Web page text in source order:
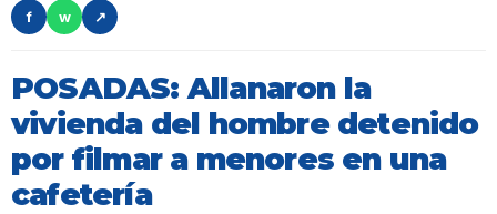
f
w ↗
POSADAS: Allanaron la
vivienda del hombre detenido
por filmar a menores en una
cafetería